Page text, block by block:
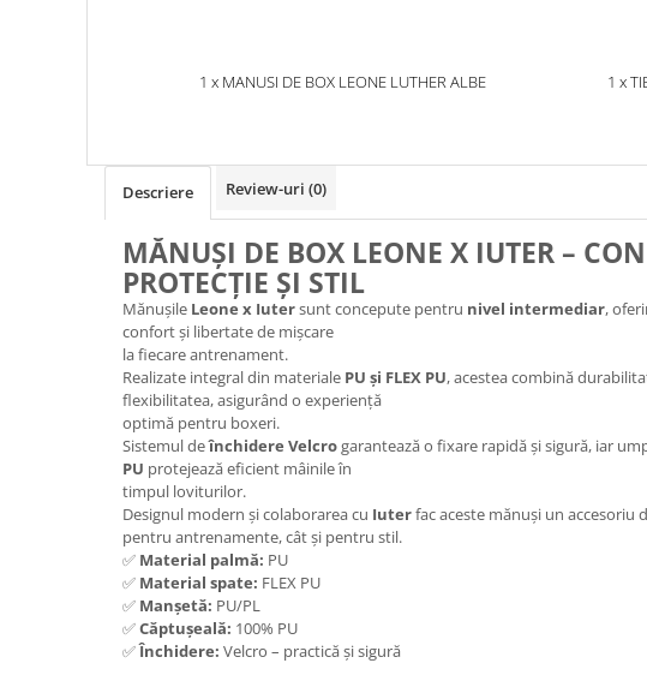
1 x MANUSI DE BOX LEONE LUTHER ALBE 1 x
Descriere Review-uri (0)
MĂNUȘI DE BOX LEONE X IUTER –
PROTECȚIE ȘI STIL
Mănușile Leone x Iutersunt concepute pentru nivel intermediar,
confort și libertate de mișcare
la fiecare antrenament.
Realizate integral din materiale PU și FLEX PU, acestea combină
flexibilitatea, asigurând o experiență
optimă pentru boxeri.
Sistemul deînchidere Velcrogarantează o fixare rapidă și sigură, iar
PU protejează eficient mâinile în
timpul loviturilor.
Designul modern și colaborarea cu Iuterfac aceste mănuși un accesoriu
pentru antrenamente, cât și pentru stil.
✅ Material palmă: PU
✅ Material spate: FLEX PU
✅ Manșetă: PU/PL
✅Căptușeală: 100% PU
✅Închidere: Velcro – practică și sigură